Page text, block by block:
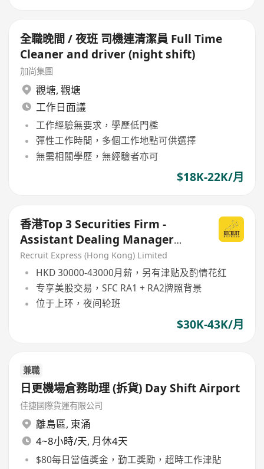
全職晚間 / 夜班 司機連清潔員 Full Time
Cleaner and driver (night shift)
加尚集團
觀塘, 觀塘
工作日面議
工作經驗無要求，學歷低門檻
彈性工作時間，多個工作地點可供選擇
無需相關學歷，無經驗者亦可
$18K-22K/月
香港Top 3 Securities Firm -
Assistant Dealing Manager
(Night Shift)
Recruit Express (Hong Kong) Limited
HKD 30000-43000月薪，另有津贴及酌情花红
专享美股交易，SFC RA1 + RA2牌照背景
位于上环，夜间轮班
$30K-43K/月
兼職
日更機場倉務助理 (拆貨) Day Shift Airport
佳捷國際貨運有限公司
離島區, 東涌
4~8小時/天, 月休4天
$80每日當值獎金，勤工獎勵，超時工作津貼